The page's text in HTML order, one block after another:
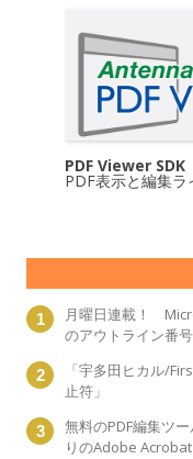
PDF Viewer SDK
PDF表示と編集ラ
月曜日連載！
のアウトライン番
「宇多田ヒカル/
止符」
無料のPDF編集ツ
りのAdobe